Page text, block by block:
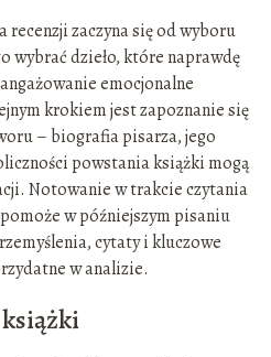
zaczyna się od wyboru
dzieło, które naprawdę
emocjonalne
krokiem jest zapoznanie się
– biografia pisarza, jego
powstania książki mogą
Notowanie w trakcie czytania
w późniejszym pisaniu
cytaty i kluczowe
w analizie.